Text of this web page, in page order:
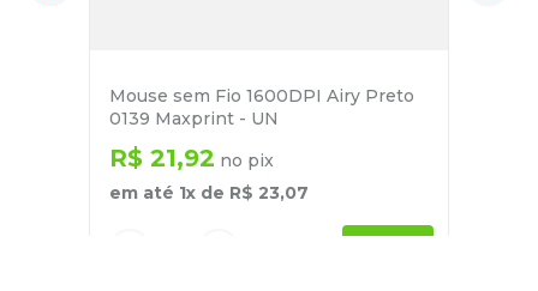
Mouse sem Fio 1600DPI Airy Preto
0139 Maxprint - UN
R$ 21,92 no pix
em até 1x de R$ 23,07